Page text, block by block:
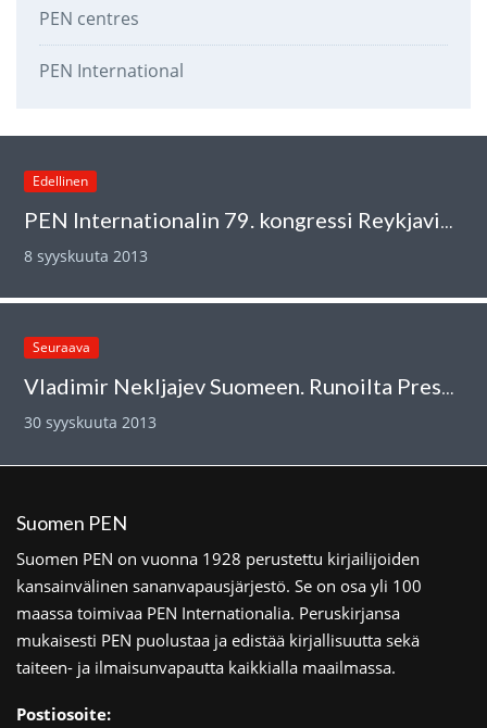
PEN centres
PEN International
Edellinen
PEN Internationalin 79. kongressi Reykjavikissa
8 syyskuuta 2013
Seuraava
Vladimir Nekljajev Suomeen. Runoilta Pressiklubilla 3.10.2013
30 syyskuuta 2013
Suomen PEN
Suomen PEN on vuonna 1928 perustettu kirjailijoiden
kansainvälinen sananvapausjärjestö. Se on osa yli 100
maassa toimivaa PEN Internationalia. Peruskirjansa
mukaisesti PEN puolustaa ja edistää kirjallisuutta sekä
taiteen- ja ilmaisunvapautta kaikkialla maailmassa.
Postiosoite: